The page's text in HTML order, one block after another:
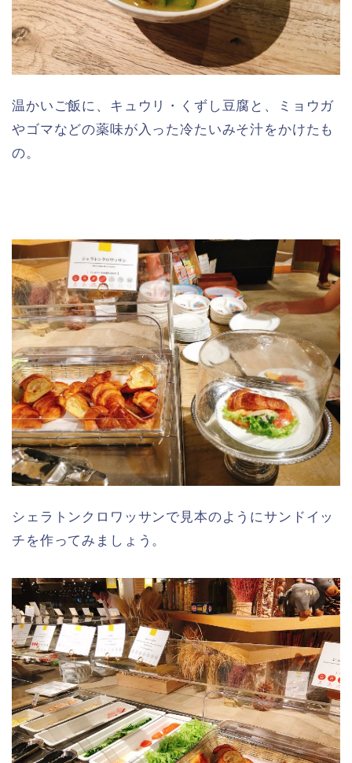
温かいご飯に、キュウリ・くずし豆腐と、ミョウガ
やゴマなどの薬味が入った冷たいみそ汁をかけたも
の。
シェラトンクロワッサンで見本のようにサンドイッ
チを作ってみましょう。